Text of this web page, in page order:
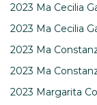
2023 Ma Cecilia
2023 Ma Cecilia
2023 Ma
2023 Ma
2023 Margarita